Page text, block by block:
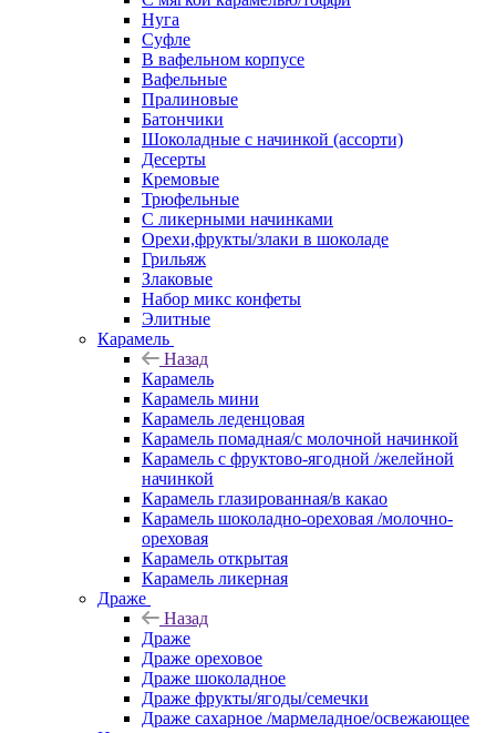
Нуга
Суфле
В вафельном корпусе
Вафельные
Пралиновые
Батончики
Шоколадные с начинкой (ассорти)
Десерты
Кремовые
Трюфельные
С ликерными начинками
Орехи,фрукты/злаки в шоколаде
Грильяж
Злаковые
Набор микс конфеты
Элитные
Карамель
Назад
Карамель
Карамель мини
Карамель леденцовая
Карамель помадная/с молочной начинкой
Карамель с фруктово-ягодной /желейной
начинкой
Карамель глазированная/в какао
Карамель шоколадно-ореховая /молочно-
ореховая
Карамель открытая
Карамель ликерная
Драже
Назад
Драже
Драже ореховое
Драже шоколадное
Драже фрукты/ягоды/семечки
Драже сахарное /мармеладное/освежающее